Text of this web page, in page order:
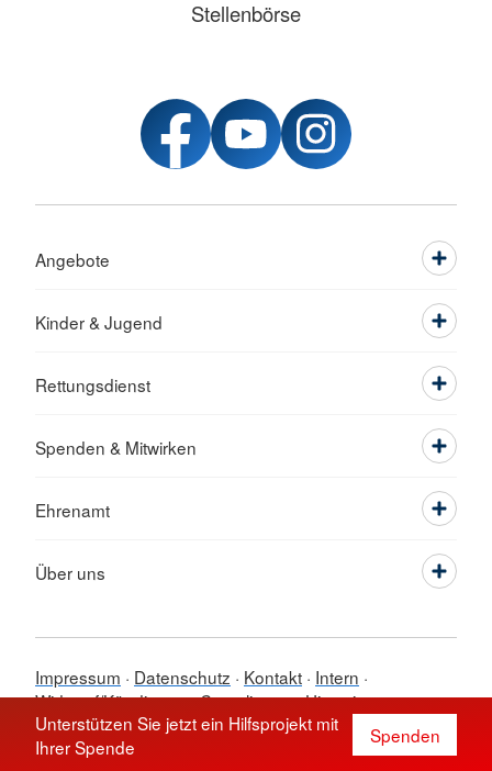
Unterstützen Sie jetzt ein Hilfsprojekt mit
Ihrer Spende
Spenden
Stellenbörse
Angebote
Kinder & Jugend
Rettungsdienst
Spenden & Mitwirken
Ehrenamt
Über uns
Impressum Datenschutz Kontakt Intern
Widerruf/Kündigung Compliance - Hinweise
© 2026 Rotes Kreuz in Hamburg Altona